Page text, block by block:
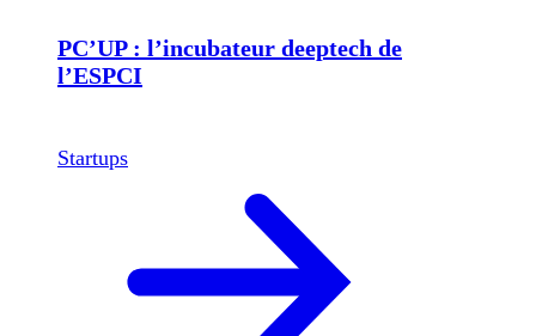
PC’UP : l’incubateur deeptech de
l’ESPCI
Startups